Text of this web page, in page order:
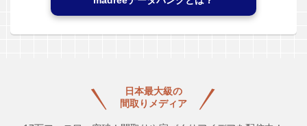
日本最大級の
間取りメディア